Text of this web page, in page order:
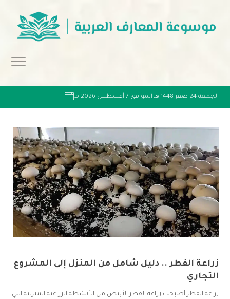
الجمعة 24 صفر 1448 هـ الموافق 7 أغسطس 2026 مـ
زراعة الفطر .. دليل شامل من المنزل إلى المشروع
التجاري
زراعة الفطر أصبحت زراعة الفطر الأبيض من الأنشطة الزراعية المنزلية التي